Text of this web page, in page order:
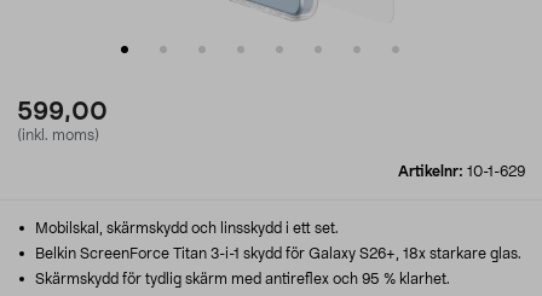
599,00
(inkl. moms)
Artikelnr: 10-1-629
Mobilskal, skärmskydd och linsskydd i ett set.
Belkin ScreenForce Titan 3-i-1 skydd för Galaxy S26+, 18x starkare glas.
Skärmskydd för tydlig skärm med antireflex och 95 % klarhet.